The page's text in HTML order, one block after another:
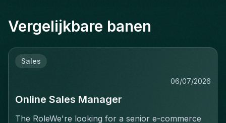
Vergelijkbare banen
Sales
06/07/2026
Online Sales Manager
The RoleWe're looking for a senior e-commerce